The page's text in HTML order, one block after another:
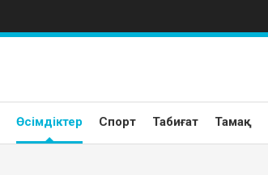
Өсімдіктер Спорт Табиғат Тамақ